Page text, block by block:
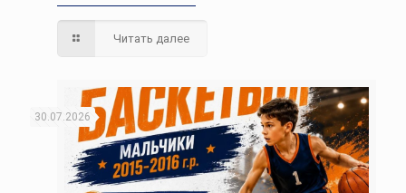
Читать далее
30.07.2026